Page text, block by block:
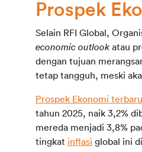
Prospek
economic outlook atau
dengan tujuan
tetap tangguh, meski
Prospek Ekonomi
tahun 2025, naik 3,2%
mereda menjadi 3,8%
tingkat inflasi global ini